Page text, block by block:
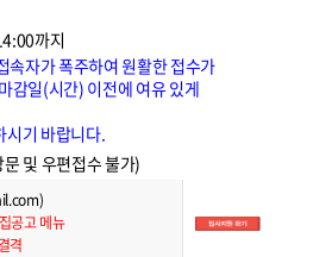
까지
자가 폭주하여 원활한 접수가
감일(시간) 이전에 여유 있게
기 바랍니다.
및 우편접수 불가)
공고 메뉴
격